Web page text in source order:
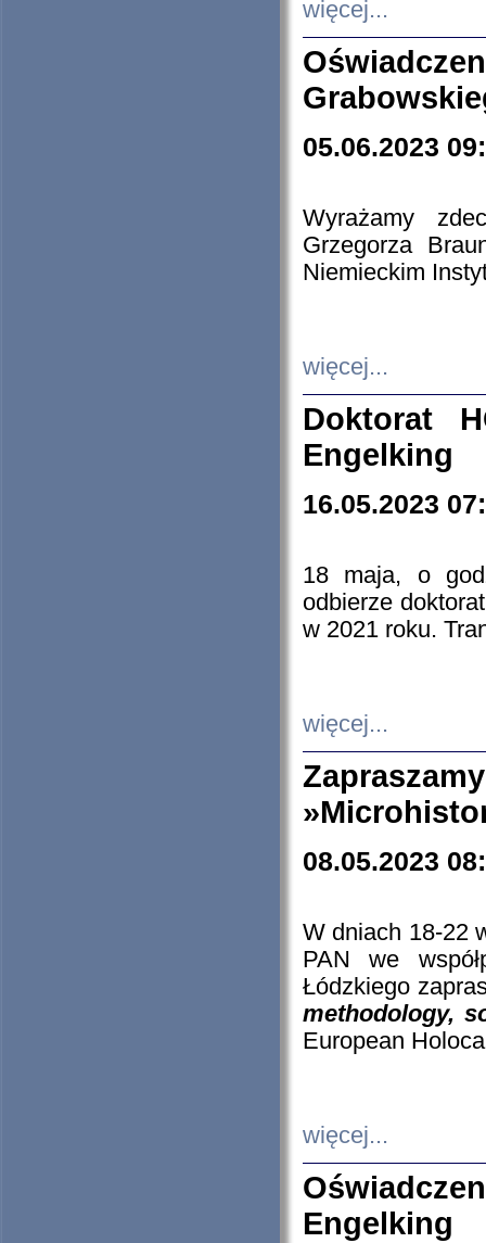
więcej...
05.06.2023
Wyrażamy
Grzegorza
Niemieckim
więcej...
Doktorat
Engelking
16.05.2023
18 maja, o
odbierze
w 2021 roku.
więcej...
08.05.2023
W dniach 18-22
PAN we
Łódzkiego
methodology,
European
więcej...
Engelking